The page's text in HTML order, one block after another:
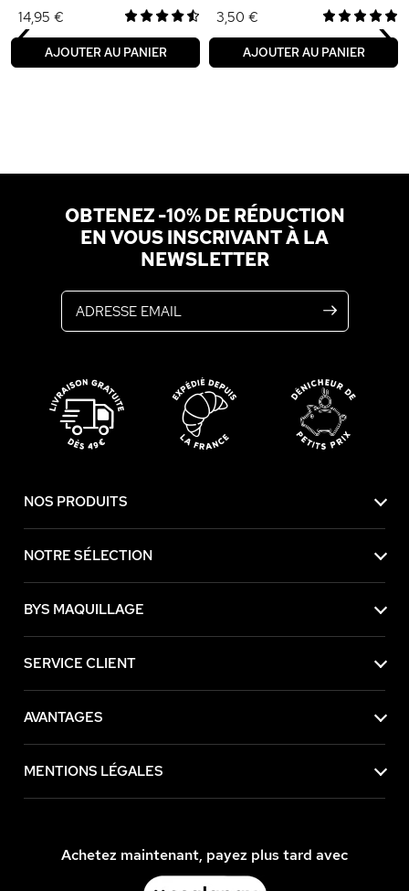
14,95 €
AJOUTER AU PANIER
3,50 €
AJOUTER AU PANIER
‹ ›
OBTENEZ -10% DE RÉDUCTION
EN VOUS INSCRIVANT À LA
NEWSLETTER
NOS PRODUITS
NOTRE SÉLECTION
BYS MAQUILLAGE
SERVICE CLIENT
AVANTAGES
MENTIONS LÉGALES
Achetez maintenant, payez plus tard avec
déranger, mais on aimerait bien
visite... Les données personnelles